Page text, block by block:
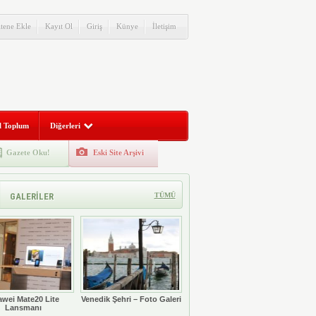
Ekle Kayıt Ol Giriş Künye İletişim
Toplum Diğerleri
Gazete Oku! Eski Site Arşivi
GALERİLER TÜMÜ
Mate20 Lite
Lansmanı
Venedik Şehri – Foto Galeri